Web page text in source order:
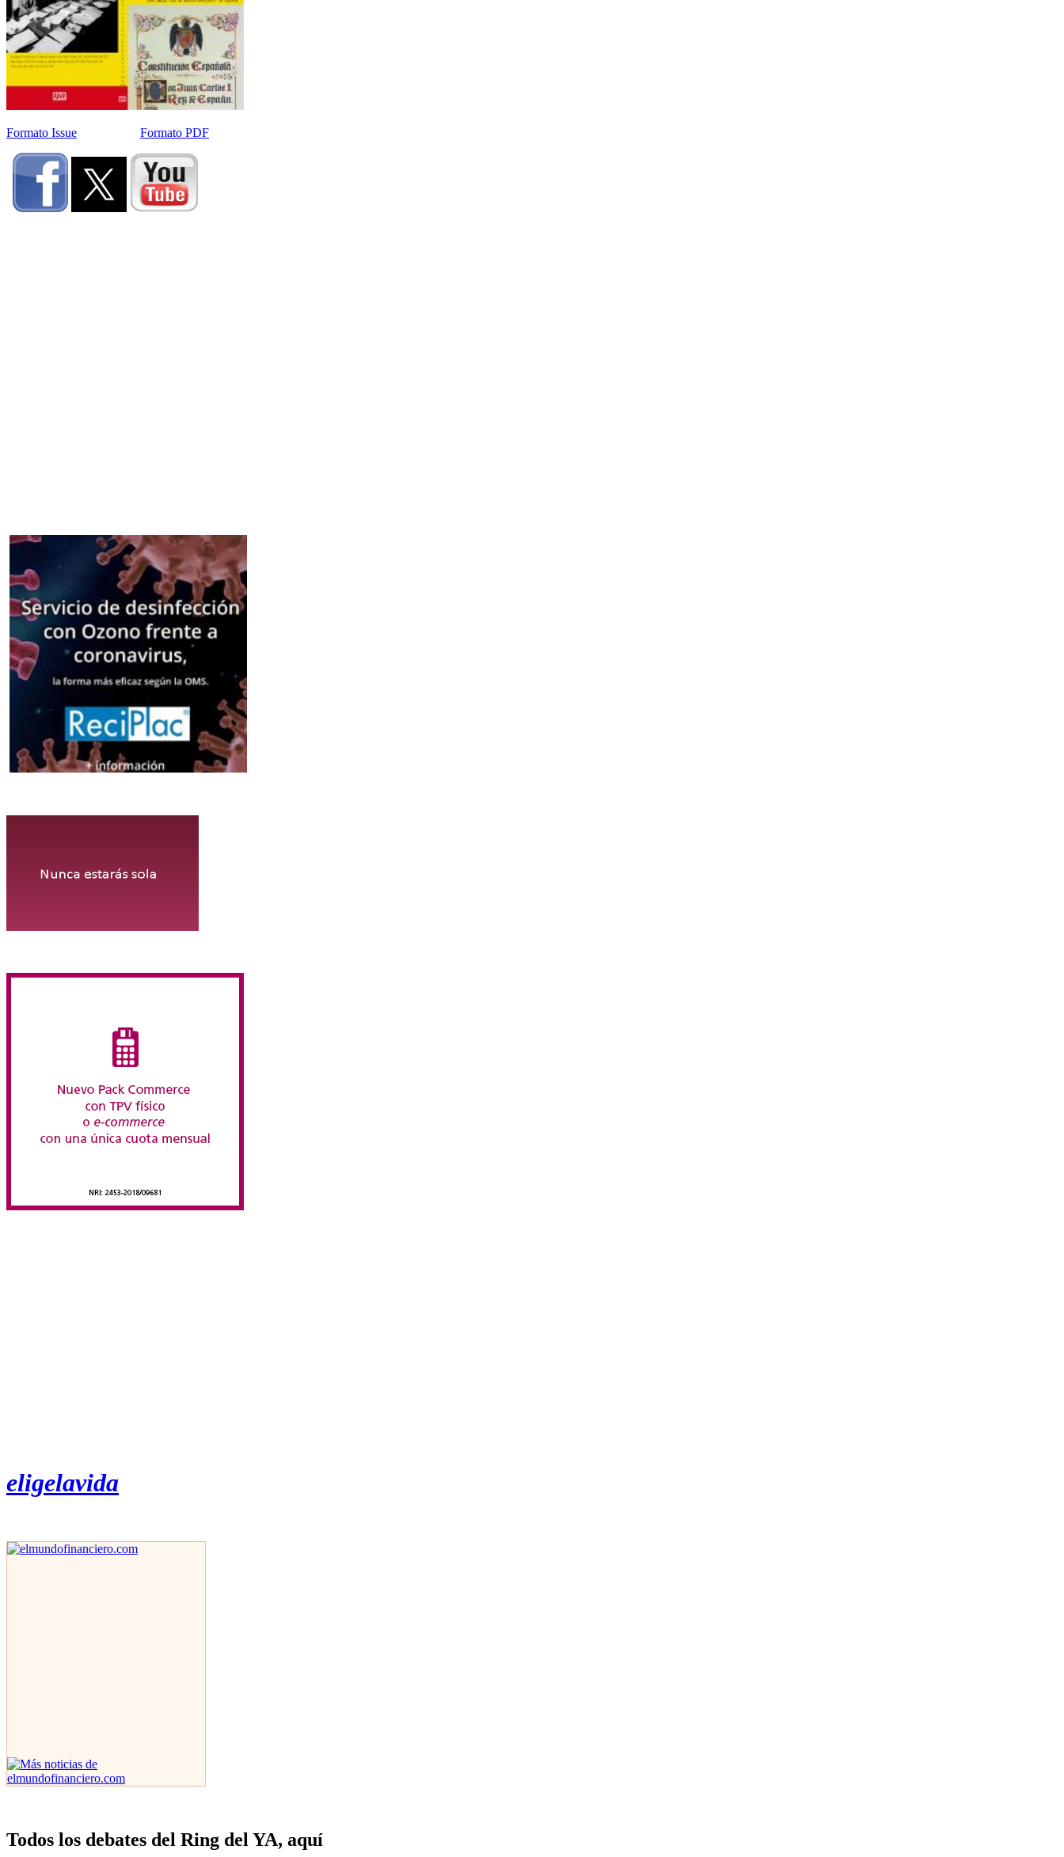
Formato Issue Formato PDF
eligelavida
Todos los debates del Ring del YA, aquí